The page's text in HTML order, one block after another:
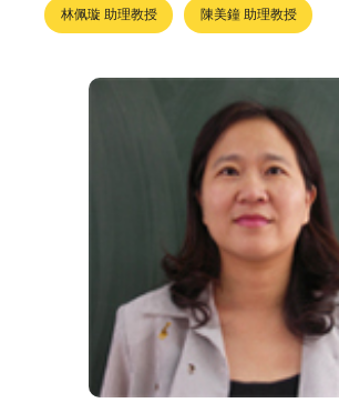
教授
副教授
林佩璇 助理教授 陳美鐘 助理教授